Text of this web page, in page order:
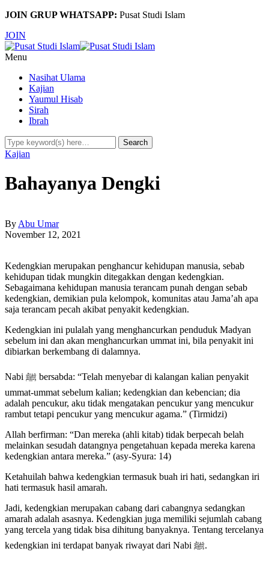
JOIN GRUP WHATSAPP: Pusat Studi Islam
JOIN
Menu
Nasihat Ulama
Kajian
Yaumul Hisab
Sirah
Ibrah
Kajian
Bahayanya Dengki
By Abu Umar
November 12, 2021
Kedengkian merupakan penghancur kehidupan manusia, sebab
kehidupan tidak mungkin ditegakkan dengan kedengkian.
Sebagaimana kehidupan manusia terancam punah dengan sebab
kedengkian, demikian pula kelompok, komunitas atau Jama’ah apa
saja terancam pecah akibat penyakit kedengkian.
Kedengkian ini pulalah yang menghancurkan penduduk Madyan
sebelum ini dan akan menghancurkan ummat ini, bila penyakit ini
dibiarkan berkembang di dalamnya.
Nabi ﷺ bersabda: “Telah menyebar di kalangan kalian penyakit
ummat-ummat sebelum kalian; kedengkian dan kebencian; dia
adalah pencukur, aku tidak mengatakan pencukur yang mencukur
rambut tetapi pencukur yang mencukur agama.” (Tirmidzi)
Allah berfirman: “Dan mereka (ahli kitab) tidak berpecah belah
melainkan sesudah datangnya pengetahuan kepada mereka karena
kedengkian antara mereka.” (asy-Syura: 14)
Ketahuilah bahwa kedengkian termasuk buah iri hati, sedangkan iri
hati termasuk hasil amarah.
Jadi, kedengkian merupakan cabang dari cabangnya sedangkan
amarah adalah asasnya. Kedengkian juga memiliki sejumlah cabang
yang tercela yang tidak bisa dihitung banyaknya. Tentang tercelanya
kedengkian ini terdapat banyak riwayat dari Nabi ﷺ.